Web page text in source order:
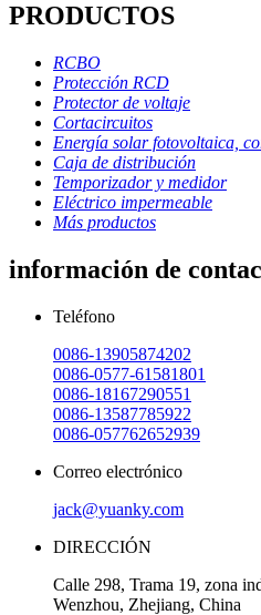
PRODUCTOS
RCBO
Protección RCD
Protector de voltaje
Cortacircuitos
Energía solar fotovoltaica,
Caja de distribución
Temporizador y medidor
Eléctrico impermeable
Más productos
información de
Teléfono
0086-13905874202
0086-0577-61581801
0086-18167290551
0086-13587785922
0086-057762652939
Correo electrónico
jack@yuanky.com
DIRECCIÓN
Calle 298, Trama 19, zona
Wenzhou, Zhejiang, China